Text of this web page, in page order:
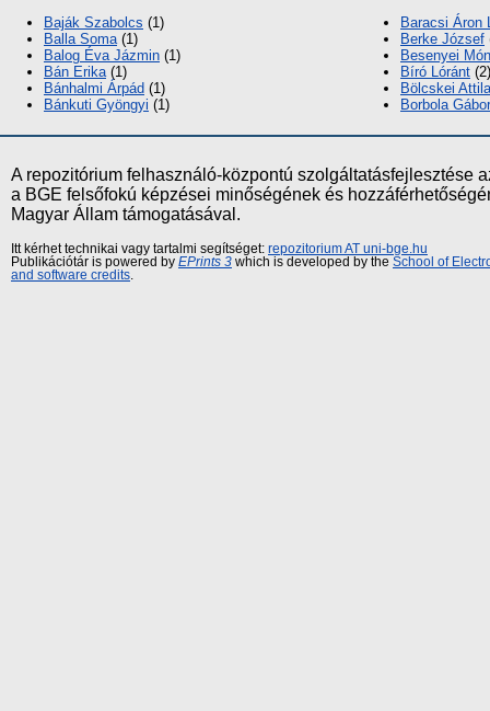
Baják Szabolcs (1)
Balla Soma (1)
Balog Éva Jázmin (1)
Bán Erika (1)
Bánhalmi Árpád (1)
Bánkuti Gyöngyi (1)
Baracsi Áron
Berke József
Besenyei
Bíró Lóránt (2)
Bölcskei Attila
Borbola Gábor
A repozitórium felhasználó-központú szolgáltatásfejlesztése
a BGE felsőfokú képzései minőségének és
Magyar Állam támogatásával.
Itt kérhet technikai vagy tartalmi segítséget: repozitorium AT uni-bge.hu
Publikációtár is powered by EPrints 3 which is developed by the School of
and software credits